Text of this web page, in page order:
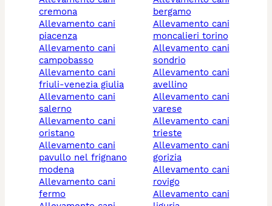
cremona
allevamento cani
piacenza
allevamento cani
campobasso
allevamento cani
friuli-venezia giulia
allevamento cani
salerno
allevamento cani
oristano
allevamento cani
pavullo nel frignano
modena
allevamento cani
fermo
bergamo
allevamento cani
moncalieri torino
allevamento cani
sondrio
allevamento cani
avellino
allevamento cani
varese
allevamento cani
trieste
allevamento cani
gorizia
allevamento cani
rovigo
allevamento cani